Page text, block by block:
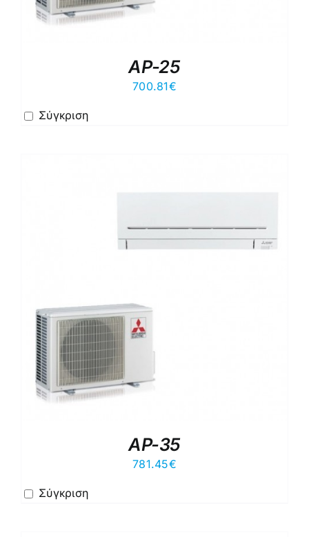
AP-25
700.81€
Σύγκριση
AP-35
781.45€
Σύγκριση